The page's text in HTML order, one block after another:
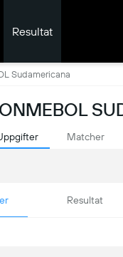
Resultat
Sudamericana
Matcher
Resultat